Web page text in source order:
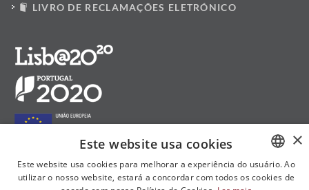
LIVRO DE RECLAMAÇÕES ELETRÓNICO
PORTUGUESE
×
Este website usa cookies
Este website usa cookies para melhorar a experiência do usuário. Ao
utilizar o nosso website, estará a concordar com todos os cookies de